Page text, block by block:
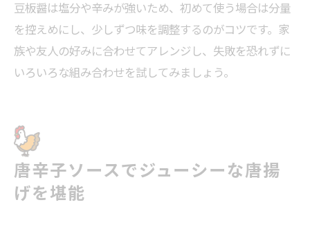
豆板醤は塩分や辛みが強いため、初めて使う場合は分量
を控えめにし、少しずつ味を調整するのがコツです。家
族や友人の好みに合わせてアレンジし、失敗を恐れずに
いろいろな組み合わせを試してみましょう。
唐辛子ソースでジューシーな唐揚
げを堪能